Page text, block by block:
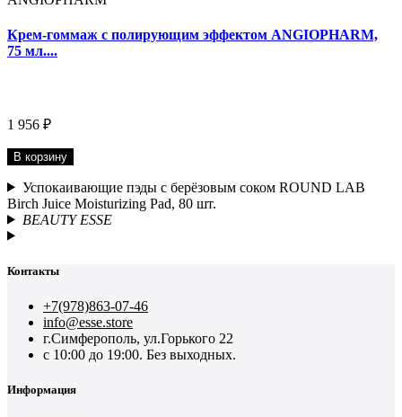
Крем-гоммаж с полирующим эффектом ANGIOPHARM,
75 мл....
1 956 ₽
В корзину
Успокаивающие пэды с берёзовым соком ROUND LAB
Birch Juice Moisturizing Pad, 80 шт.
BEAUTY ESSE
Контакты
+7(978)863-07-46
info@esse.store
г.Симферополь, ул.Горького 22
с 10:00 до 19:00. Без выходных.
Информация